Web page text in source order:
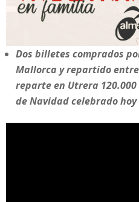
Dos billetes comprados
Mallorca y repartido
reparte en Utrera 120.000
de Navidad celebrado hoy